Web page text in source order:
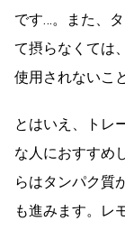
です…。また、
て摂らなくては
使用されないこ
とはいえ、トレ
な人におすすめ
らはタンパク質
も進みます。レ